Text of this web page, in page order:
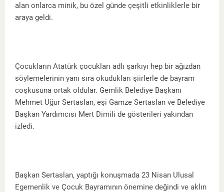
alan onlarca minik, bu özel günde çeşitli etkinliklerle bir
araya geldi.
Çocukların Atatürk çocukları adlı şarkıyı hep bir ağızdan
söylemelerinin yanı sıra okudukları şiirlerle de bayram
coşkusuna ortak oldular. Gemlik Belediye Başkanı
Mehmet Uğur Sertaslan, eşi Gamze Sertaslan ve Belediye
Başkan Yardımcısı Mert Dimili de gösterileri yakından
izledi.
Başkan Sertaslan, yaptığı konuşmada 23 Nisan Ulusal
Egemenlik ve Çocuk Bayramının önemine değindi ve aklın